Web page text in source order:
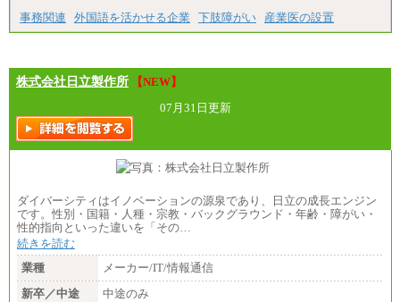
事務関連
外国語を活かせる企業 下肢障がい 産業医の設置
株式会社日立製作所
【NEW】
07月31日更新
ダイバーシティはイノベーションの源泉であり、日立の成長エンジン
です。性別・国籍・人種・宗教・バックグラウンド・年齢・障がい・
性的指向といった違いを「その…
続きを読む
業種
メーカー/IT/情報通信
新卒／中途
中途のみ